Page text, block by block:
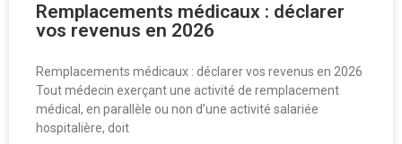
Remplacements médicaux : déclarer
vos revenus en 2026
Remplacements médicaux : déclarer vos revenus en 2026
Tout médecin exerçant une activité de remplacement
médical, en parallèle ou non d’une activité salariée
hospitalière, doit